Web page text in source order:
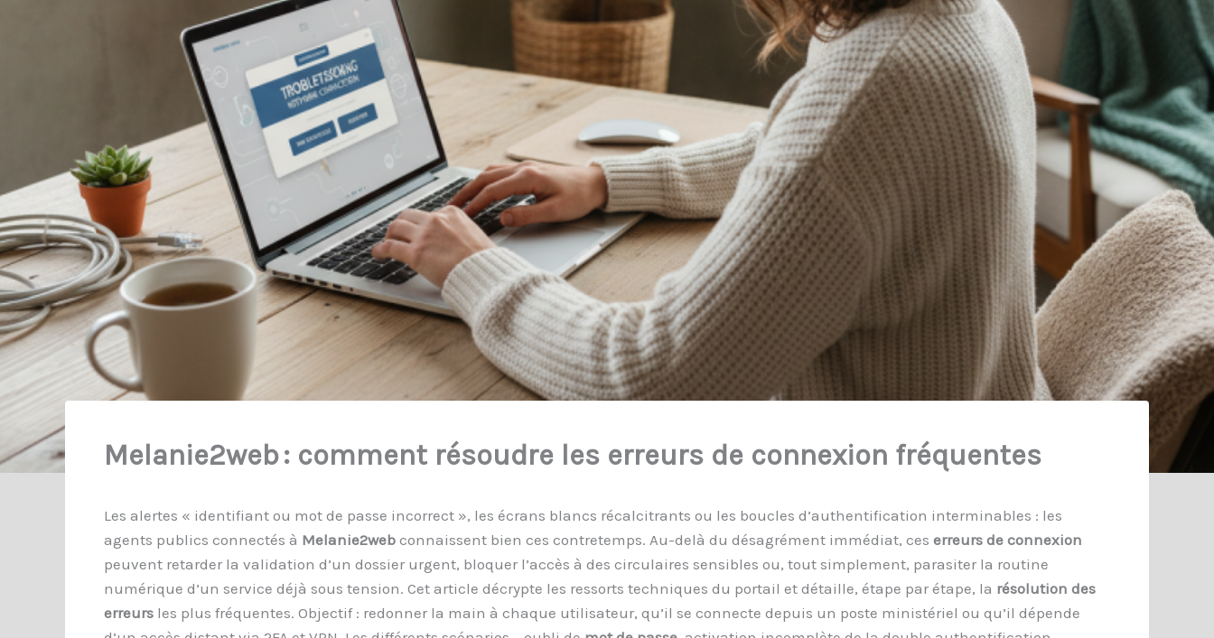
Melanie2web : comment résoudre les erreurs de connexion fréquentes
Les alertes « identifiant ou mot de passe incorrect », les écrans blancs récalcitrants ou les boucles d’authentification interminables : les
agents publics connectés à Melanie2webconnaissent bien ces contretemps. Au-delà du désagrément immédiat, ces erreurs de connexion
peuvent retarder la validation d’un dossier urgent, bloquer l’accès à des circulaires sensibles ou, tout simplement, parasiter la routine
numérique d’un service déjà sous tension. Cet article décrypte les ressorts techniques du portail et détaille, étape par étape, la résolution des
erreursles plus fréquentes. Objectif : redonner la main à chaque utilisateur, qu’il se connecte depuis un poste ministériel ou qu’il dépende